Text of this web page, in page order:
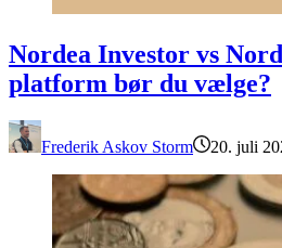
Nordea Investor vs
platform bør du vælge?
Frederik Askov Storm 20. juli